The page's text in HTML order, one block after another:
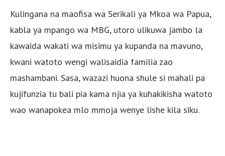
Kulingana na maofisa wa Serikali ya Mkoa wa Papua,
kabla ya mpango wa MBG, utoro ulikuwa jambo la
kawaida wakati wa misimu ya kupanda na mavuno,
kwani watoto wengi walisaidia familia zao
mashambani. Sasa, wazazi huona shule si mahali pa
kujifunzia tu bali pia kama njia ya kuhakikisha watoto
wao wanapokea mlo mmoja wenye lishe kila siku.